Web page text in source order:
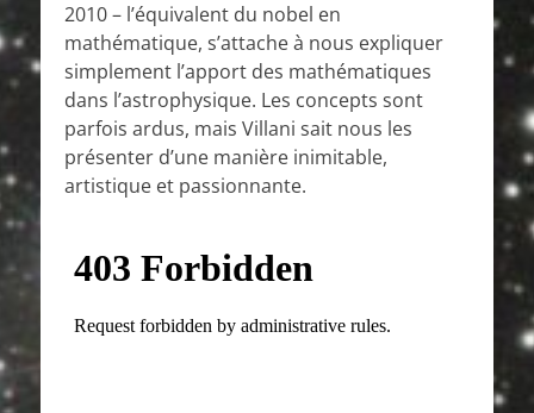
2010 – l’équivalent du nobel en
mathématique, s’attache à nous expliquer
simplement l’apport des mathématiques
dans l’astrophysique. Les concepts sont
parfois ardus, mais Villani sait nous les
présenter d’une manière inimitable,
artistique et passionnante.